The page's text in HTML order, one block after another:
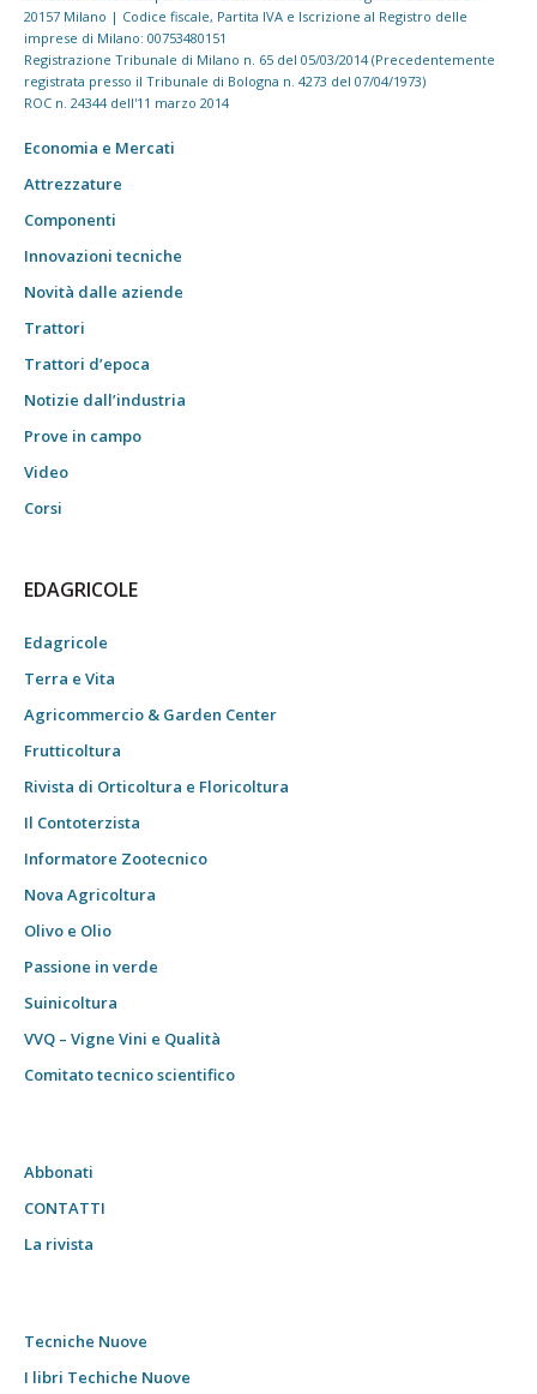
20157 Milano | Codice fiscale, Partita IVA e Iscrizione al Registro delle
imprese di Milano: 00753480151
Registrazione Tribunale di Milano n. 65 del 05/03/2014 (Precedentemente
registrata presso il Tribunale di Bologna n. 4273 del 07/04/1973)
ROC n. 24344 dell'11 marzo 2014
Economia e Mercati
Attrezzature
Componenti
Innovazioni tecniche
Novità dalle aziende
Trattori
Trattori d’epoca
Notizie dall’industria
Prove in campo
Video
Corsi
EDAGRICOLE
Edagricole
Terra e Vita
Agricommercio & Garden Center
Frutticoltura
Rivista di Orticoltura e Floricoltura
Il Contoterzista
Informatore Zootecnico
Nova Agricoltura
Olivo e Olio
Passione in verde
Suinicoltura
VVQ – Vigne Vini e Qualità
Comitato tecnico scientifico
Abbonati
CONTATTI
La rivista
Tecniche Nuove
I libri Techiche Nuove